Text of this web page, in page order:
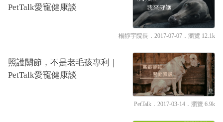
PetTalk愛寵健康談
楊靜宇院長 ．2017-07-07． 瀏覽 12.1k
照護關節，不是老毛孩專利｜
PetTalk愛寵健康談
PetTalk ．2017-03-14． 瀏覽 6.9k